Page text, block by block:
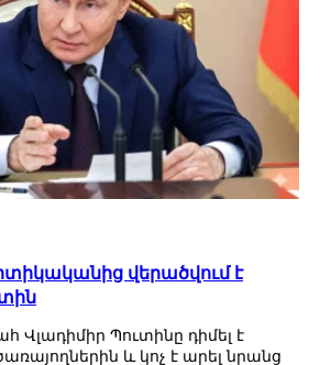
վերածվում է
Վլադիմիր Պուտինը դիմել է
և կոչ է արել նրանց